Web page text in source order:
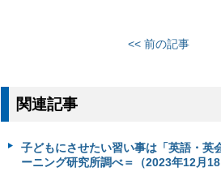
<< 前の記事
関連記事
子どもにさせたい習い事は「英語・英
ーニング研究所調べ＝（2023年12月18